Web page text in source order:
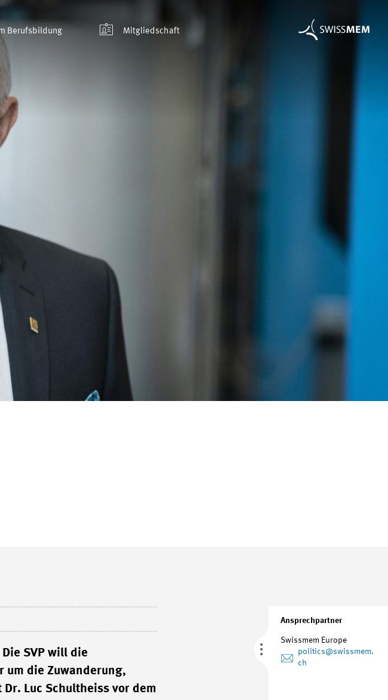
Berufsbildung Mitgliedschaft
Ansprechpartner
Swissmem Europe
politics@swissmem.
ch
SVP will die
um die Zuwanderung,
Luc Schultheiss vor dem